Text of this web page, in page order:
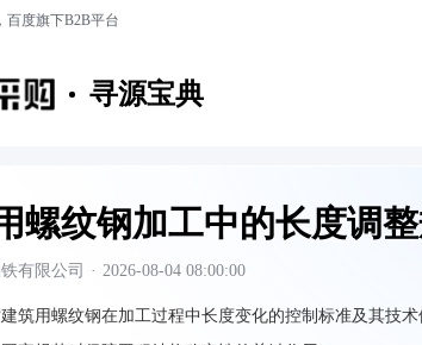
百度旗下B2B平台
寻源宝典
螺纹钢加工中的长度调
有限公司 · 2026-08-04 08:00:00
筑用螺纹钢在加工过程中长度变化的控制标准及其技